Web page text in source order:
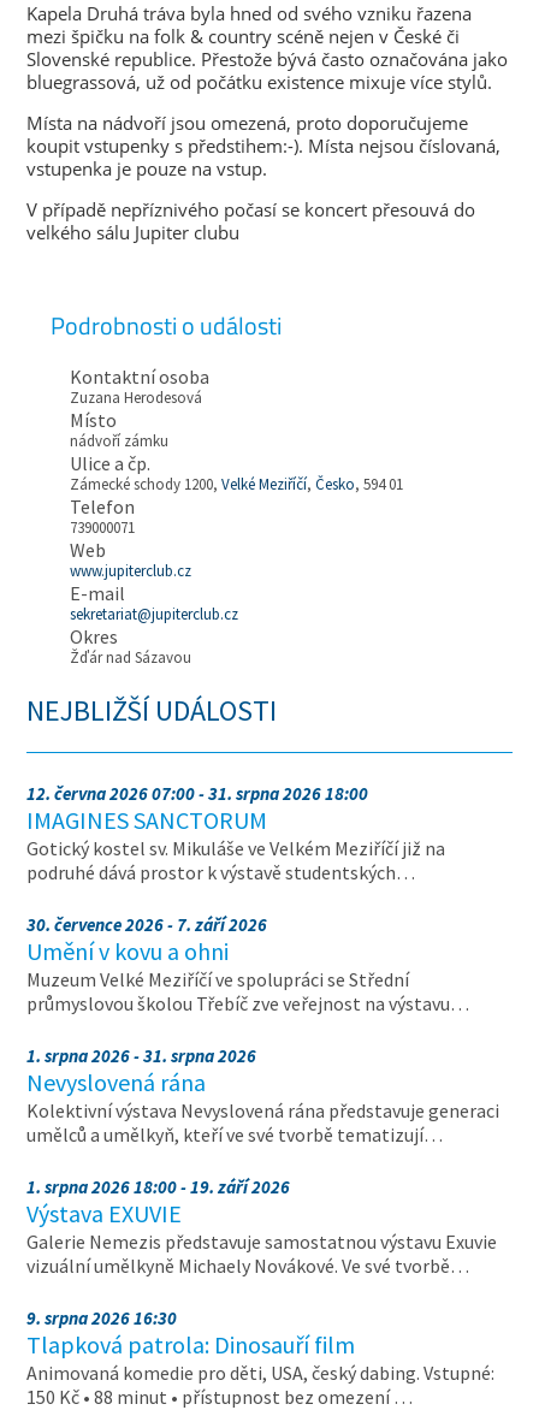
Kapela Druhá tráva byla hned od svého vzniku řazena
mezi špičku na folk & country scéně nejen v České či
Slovenské republice. Přestože bývá často označována jako
bluegrassová, už od počátku existence mixuje více stylů.
Místa na nádvoří jsou omezená, proto doporučujeme
koupit vstupenky s předstihem:-). Místa nejsou číslovaná,
vstupenka je pouze na vstup.
V případě nepříznivého počasí se koncert přesouvá do
velkého sálu Jupiter clubu
Podrobnosti o události
Kontaktní osoba
Zuzana Herodesová
Místo
nádvoří zámku
Ulice a čp.
Zámecké schody 1200,Velké Meziříčí,Česko, 594 01
Telefon
739000071
Web
www.jupiterclub.cz
E-mail
sekretariat@jupiterclub.cz
Okres
Žďár nad Sázavou
NEJBLIŽŠÍ UDÁLOSTI
12. června 2026 07:00 - 31. srpna 2026 18:00
IMAGINES SANCTORUM
Gotický kostel sv. Mikuláše ve Velkém Meziříčí již na
podruhé dává prostor k výstavě studentských…
30. července 2026 - 7. září 2026
Umění v kovu a ohni
Muzeum Velké Meziříčí ve spolupráci se Střední
průmyslovou školou Třebíč zve veřejnost na výstavu…
1. srpna 2026 - 31. srpna 2026
Nevyslovená rána
Kolektivní výstava Nevyslovená rána představuje generaci
umělců a umělkyň, kteří ve své tvorbě tematizují…
1. srpna 2026 18:00 - 19. září 2026
Výstava EXUVIE
Galerie Nemezis představuje samostatnou výstavu Exuvie
vizuální umělkyně Michaely Novákové. Ve své tvorbě…
9. srpna 2026 16:30
Tlapková patrola: Dinosauří film
Animovaná komedie pro děti, USA, český dabing. Vstupné:
150 Kč • 88 minut • přístupnost bez omezení …